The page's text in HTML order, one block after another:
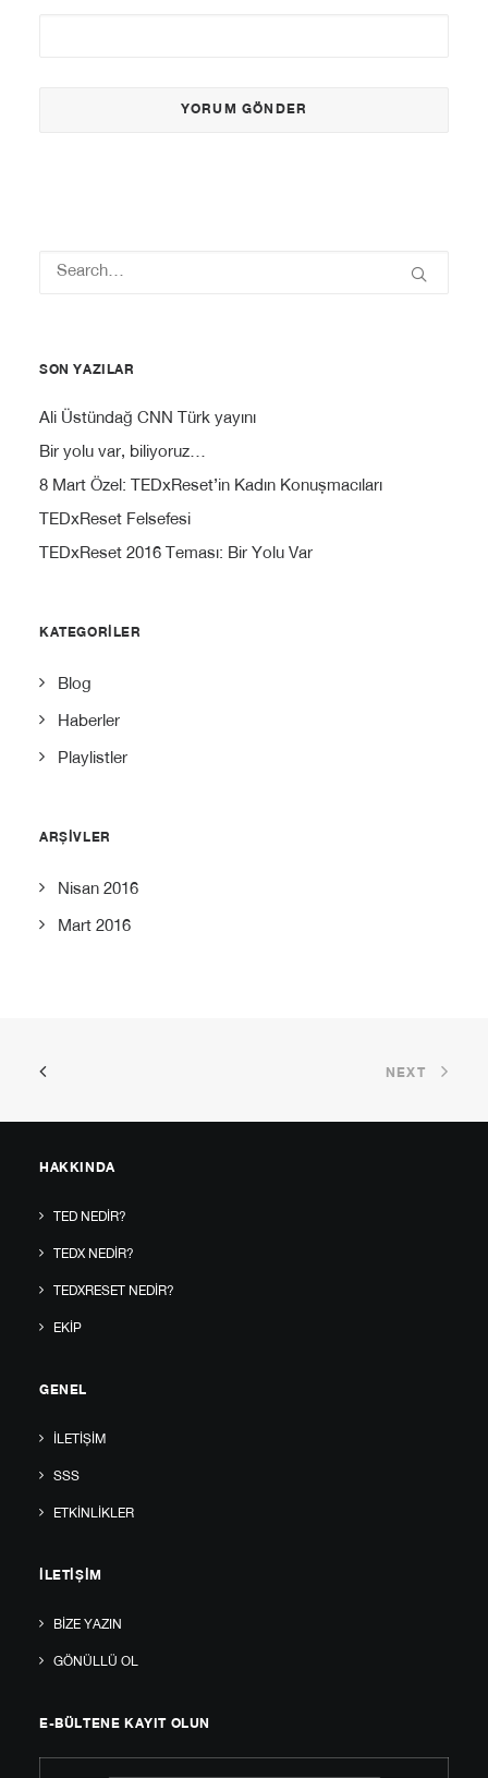
SON YAZILAR
Ali Üstündağ CNN Türk yayını
Bir yolu var, biliyoruz…
8 Mart Özel: TEDxReset’in Kadın Konuşmacıları
TEDxReset Felsefesi
TEDxReset 2016 Teması: Bir Yolu Var
KATEGORILER
Blog
Haberler
Playlistler
ARŞIVLER
Nisan 2016
Mart 2016
NEXT
HAKKINDA
TED NEDIR?
TEDX NEDIR?
TEDXRESET NEDIR?
EKIP
GENEL
İLETIŞIM
SSS
ETKINLIKLER
İLETIŞIM
BIZE YAZIN
GÖNÜLLÜ OL
E-BÜLTENE KAYIT OLUN